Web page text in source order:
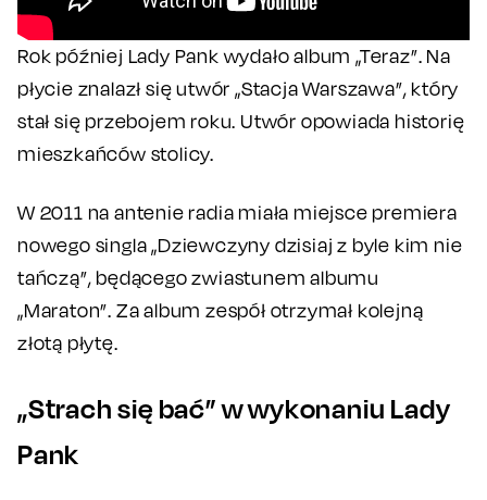
Rok później Lady Pank wydało album „Teraz”. Na
płycie znalazł się utwór „Stacja Warszawa”, który
stał się przebojem roku. Utwór opowiada historię
mieszkańców stolicy.
W 2011 na antenie radia miała miejsce premiera
nowego singla „Dziewczyny dzisiaj z byle kim nie
tańczą”, będącego zwiastunem albumu
„Maraton”. Za album zespół otrzymał kolejną
złotą płytę.
„Strach się bać” w wykonaniu Lady
Pank